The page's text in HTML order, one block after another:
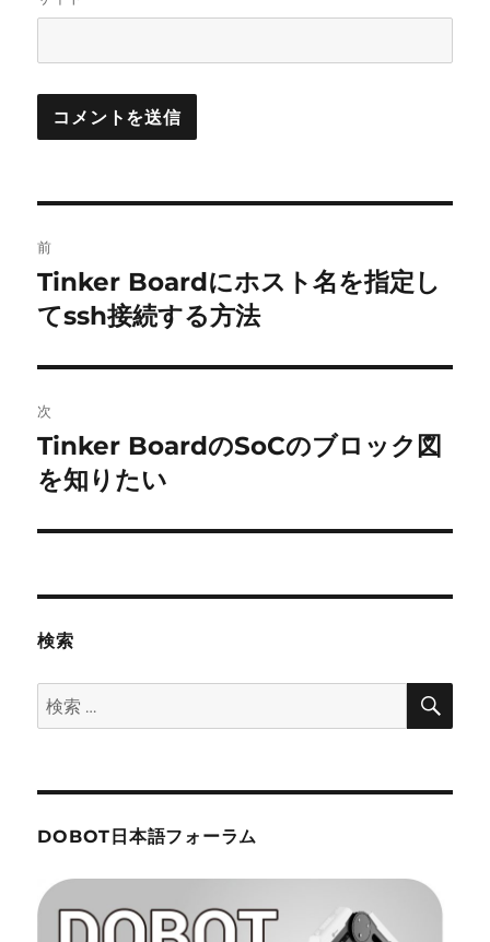
稿
ナ
ビ
ゲ
ー
シ
ン
前
前
の
稿:
Tinker Boardにホスト名を指定し
てssh接続する方法
次
次
の
稿:
Tinker BoardのSoCのブロック図
を知りたい
検索
検
索:
検
DOBOT日本語フォーラム